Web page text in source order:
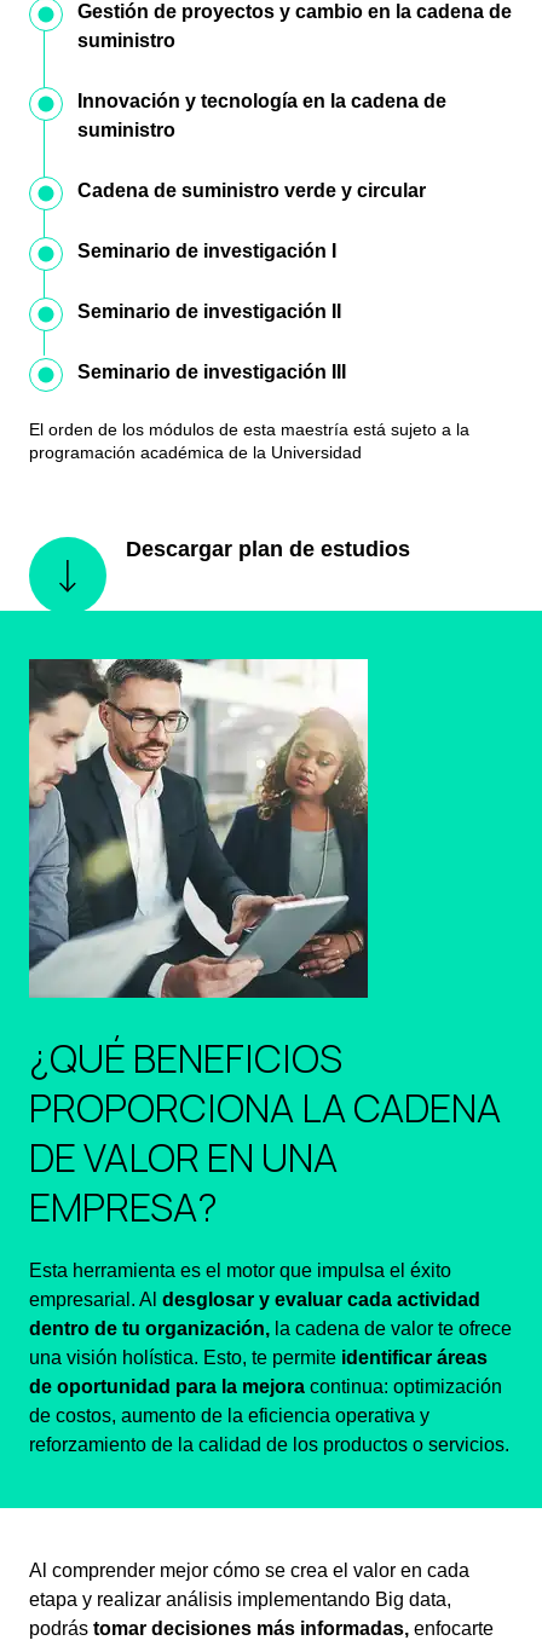
Gestión de proyectos y cambio en la cadena de
suministro
Innovación y tecnología en la cadena de
suministro
Cadena de suministro verde y circular
Seminario de investigación I
Seminario de investigación II
Seminario de investigación III
El orden de los módulos de esta maestría está sujeto a la
programación académica de la Universidad
Descargar plan de estudios
¿QUÉ BENEFICIOS
PROPORCIONA LA CADENA
DE VALOR EN UNA
EMPRESA?
Esta herramienta es el motor que impulsa el éxito
empresarial. Al desglosar y evaluar cada actividad
dentro de tu organización, la cadena de valor te ofrece
una visión holística. Esto, te permite identificar áreas
de oportunidad para la mejora continua: optimización
de costos, aumento de la eficiencia operativa y
reforzamiento de la calidad de los productos o servicios.
Al comprender mejor cómo se crea el valor en cada
etapa y realizar análisis implementando Big data,
podrás tomar decisiones más informadas, enfocarte